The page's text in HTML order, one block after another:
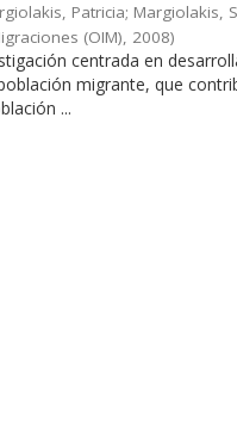
Patricia; Margiolakis,
(OIM), 2008)
centrada en
migrante, que
...